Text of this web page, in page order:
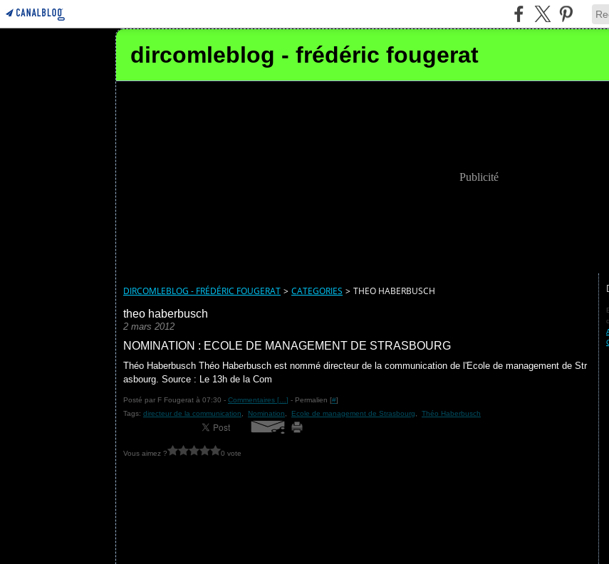
dircomleblog - frédéric fougerat
Publicité
DIRCOMLEBLOG - FRÉDÉRIC FOUGERAT > CATEGORIES > THEO HABERBUSCH
theo haberbusch
2 mars 2012
NOMINATION : ECOLE DE MANAGEMENT DE STRASBOURG
Théo Haberbusch Théo Haberbusch est nommé directeur de la communication de l'Ecole de management de Str
asbourg. Source : Le 13h de la Com
Posté par F Fougerat à 07:30 - Commentaires [ ] - Permalien [#]
Tags: directeur de la communication Nomination Ecole de management de Strasbourg Théo Haberbusch
Vous aimez ? 0 vote